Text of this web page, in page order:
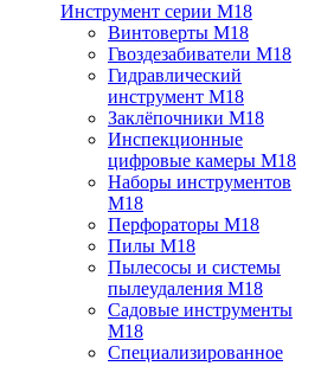
Инструмент серии M18
Винтоверты M18
Гвоздезабиватели M18
Гидравлический
инструмент M18
Заклёпочники M18
Инспекционные
цифровые камеры M18
Наборы инструментов
M18
Перфораторы M18
Пилы M18
Пылесосы и системы
пылеудаления M18
Садовые инструменты
M18
Специализированное